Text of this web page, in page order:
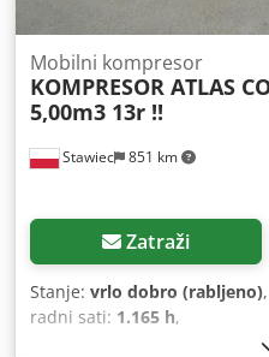
Stawiec 851 km
Mobilni kompresor
KOMPRESOR ATLAS
5,00m3 13r !!
Zatraži
Stanje: vrlo dobro (rabljeno)
radni sati: 1.165 h,